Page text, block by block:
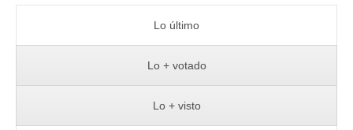
Lo último
Lo + votado
Lo + visto